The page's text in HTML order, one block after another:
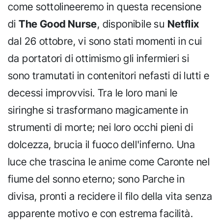
come sottolineeremo in questa recensione
diThe Good Nurse, disponibile su Netflix
dal 26 ottobre, vi sono stati momenti in cui
da portatori di ottimismo gli infermieri si
sono tramutati in contenitori nefasti di lutti e
decessi improvvisi. Tra le loro mani le
siringhe si trasformano magicamente in
strumenti di morte; nei loro occhi pieni di
dolcezza, brucia il fuoco dell'inferno. Una
luce che trascina le anime come Caronte nel
fiume del sonno eterno; sono Parche in
divisa, pronti a recidere il filo della vita senza
apparente motivo e con estrema facilità.